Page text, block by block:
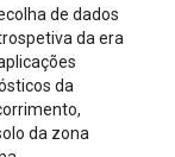
de dados
da era
da
da zona